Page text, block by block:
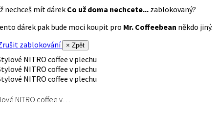
nechceš mít dárek Co už doma nechcete... zablokovaný?
dárek pak bude moci koupit pro Mr. Coffeebean někdo jiný.
zablokování
× Zpět
NITRO coffee v…